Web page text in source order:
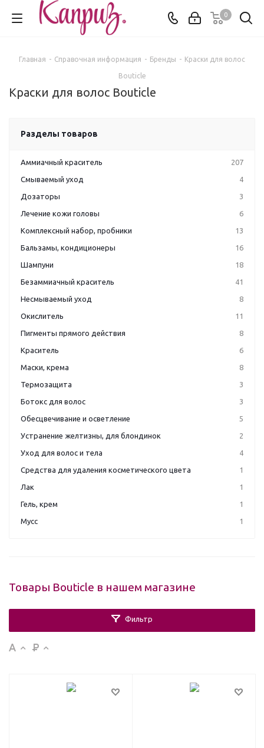
0
Главная - Справочная информация - Бренды - Краски для волос
Bouticle
Краски для волос Bouticle
Разделы товаров
Аммиачный краситель 207
Смываемый уход 4
Дозаторы 3
Лечение кожи головы 6
Комплексный набор, пробники 13
Бальзамы, кондиционеры 16
Шампуни 18
Безаммиачный краситель 41
Несмываемый уход 8
Окислитель 11
Пигменты прямого действия 8
Краситель 6
Маски, крема 8
Термозащита 3
Ботокс для волос 3
Обесцвечивание и осветление 5
Устранение желтизны, для блондинок 2
Уход для волос и тела 4
Средства для удаления косметического цвета 1
Лак 1
Гель, крем 1
Мусс 1
Товары Bouticle в нашем магазине
Фильтр